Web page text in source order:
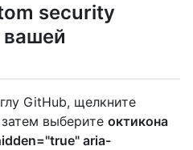
security
GitHub, щелкните
выберите октикона
aria-